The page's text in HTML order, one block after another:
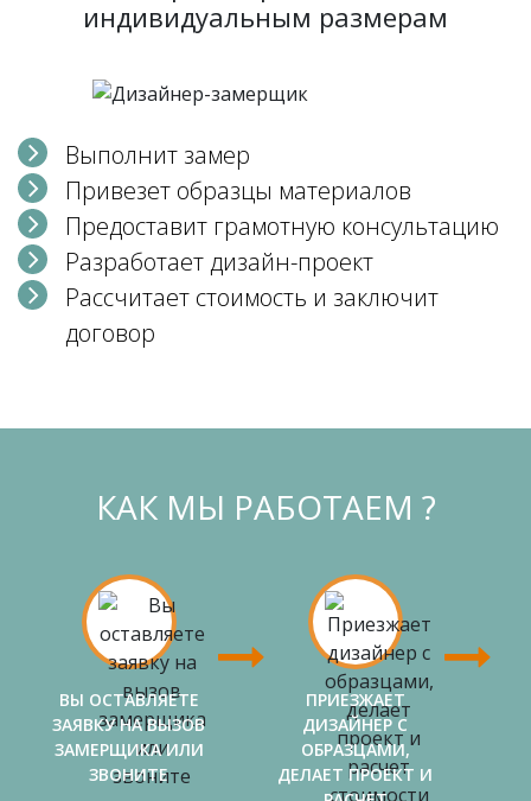
индивидуальным размерам
Выполнит замер
Привезет образцы материалов
Предоставит грамотную консультацию
Разработает дизайн-проект
Рассчитает стоимость и заключит
договор
КАК МЫ РАБОТАЕМ ?
ВЫ ОСТАВЛЯЕТЕ
ЗАЯВКУ НА ВЫЗОВ
ЗАМЕРЩИКА ИЛИ
ЗВОНИТЕ
ПРИЕЗЖАЕТ
ДИЗАЙНЕР С
ОБРАЗЦАМИ,
ДЕЛАЕТ ПРОЕКТ И